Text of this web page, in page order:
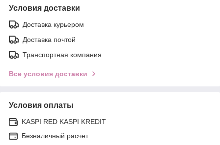
Условия доставки
Доставка курьером
Доставка почтой
Транспортная компания
Все условия доставки
Условия оплаты
KASPI RED KASPI KREDIT
Безналичный расчет